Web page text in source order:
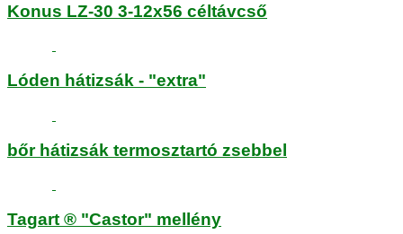
Konus LZ-30 3-12x56 céltávcső
Lóden hátizsák - "extra"
bőr hátizsák termosztartó zsebbel
Tagart ® "Castor" mellény